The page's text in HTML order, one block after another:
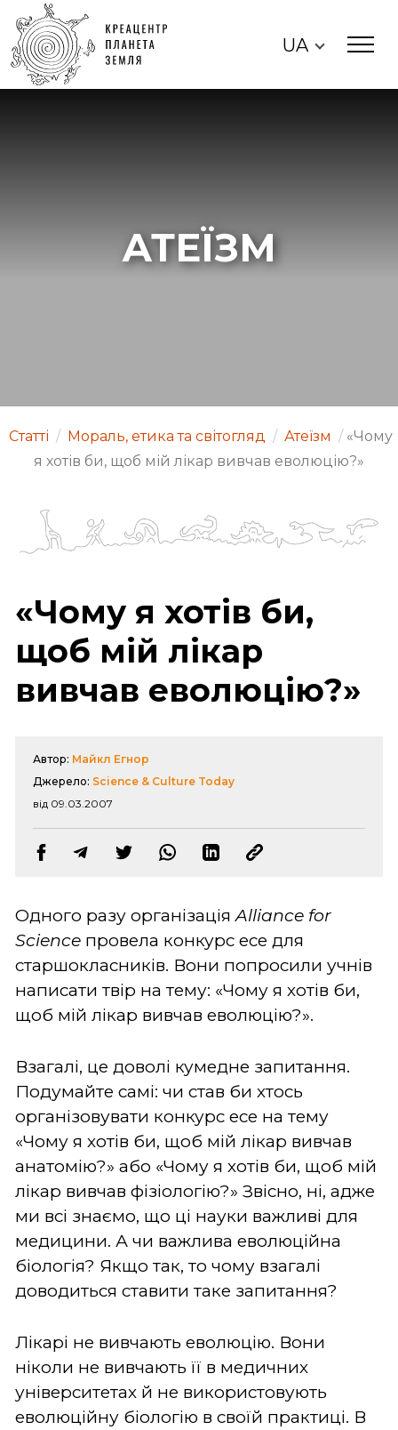
UA
АТЕЇЗМ
Статті / Мораль, етика та світогляд / Атеїзм / «Чому
я хотів би, щоб мій лікар вивчав еволюцію?»
«Чому я хотів би,
щоб мій лікар
вивчав еволюцію?»
Автор: Майкл Егнор
Джерело: Science & Culture Today
від 09.03.2007
Одного разу організаціяAlliance for
Science провела конкурс есе для
старшокласників. Вони попросили учнів
написати твір на тему: «Чому я хотів би,
щоб мій лікар вивчав еволюцію?».
Взагалі, це доволі кумедне запитання.
Подумайте самі: чи став би хтось
організовувати конкурс есе на тему
«Чому я хотів би, щоб мій лікар вивчав
анатомію?» або «Чому я хотів би, щоб мій
лікар вивчав фізіологію?» Звісно, ні, адже
ми всі знаємо, що ці науки важливі для
медицини. А чи важлива еволюційна
біологія? Якщо так, то чому взагалі
доводиться ставити таке запитання?
Лікарі не вивчають еволюцію. Вони
ніколи не вивчають її в медичних
університетах й не використовують
еволюційну біологію в своїй практиці. В